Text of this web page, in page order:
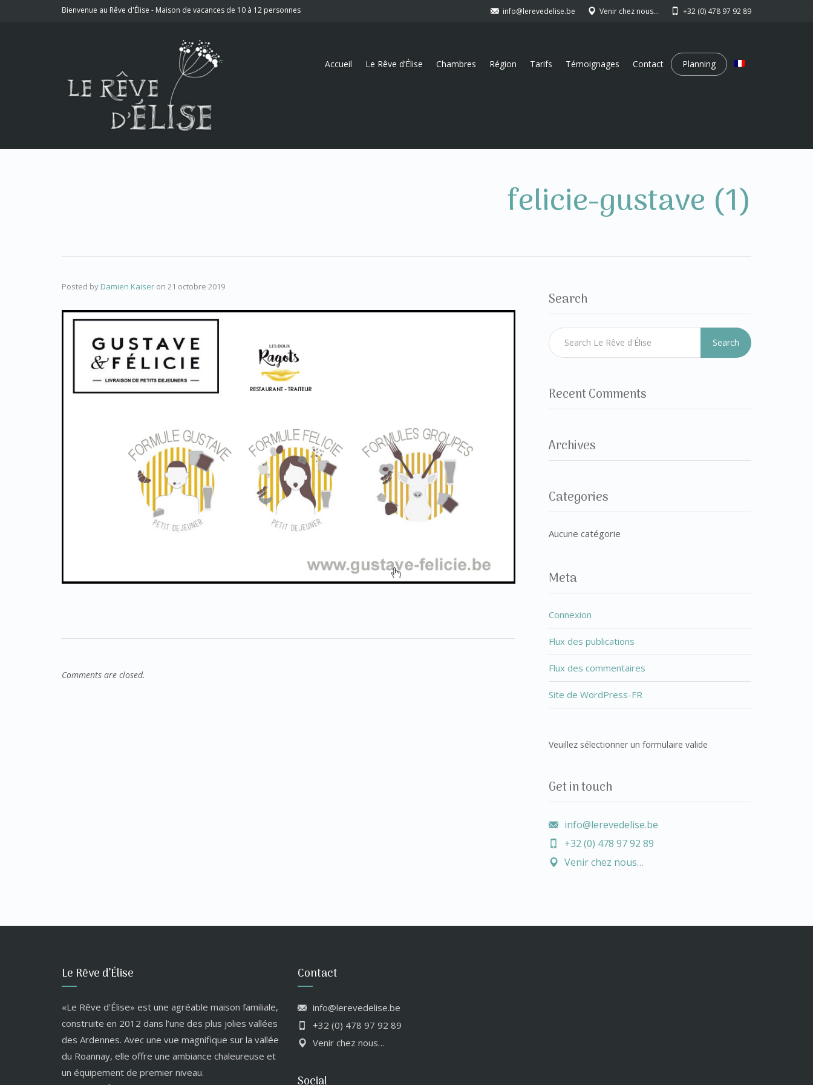
Bienvenue au Rêve d'Élise - Maison de vacances de 10 à 12 personnes info@lerevedelise.be Venir chez nous… +32 (0) 478 97 92 89
Accueil Le Rêve d’Élise Chambres Région Tarifs Témoignages Contact Planning
felicie-gustave (1)
Posted by Damien Kaiser on 21 octobre 2019
Comments are closed.
Search
Search
Recent Comments
Archives
Categories
Aucune catégorie
Meta
Connexion
Flux des publications
Flux des commentaires
Site de WordPress-FR
Veuillez sélectionner un formulaire valide
Get in touch
info@lerevedelise.be
+32 (0) 478 97 92 89
Venir chez nous…
Le Rêve d’Élise
«Le Rêve d’Élise» est une agréable maison familiale,
construite en 2012 dans l’une des plus jolies vallées
des Ardennes. Avec une vue magnifique sur la vallée
du Roannay, elle offre une ambiance chaleureuse et
un équipement de premier niveau.
Contact
info@lerevedelise.be
+32 (0) 478 97 92 89
Venir chez nous…